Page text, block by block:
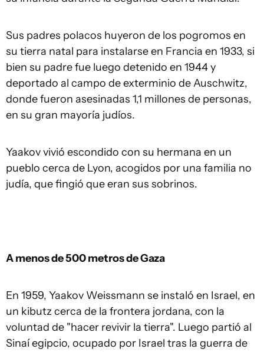
Sus padres polacos huyeron de los pogromos en
su tierra natal para instalarse en Francia en 1933, si
bien su padre fue luego detenido en 1944 y
deportado al campo de exterminio de Auschwitz,
donde fueron asesinadas 1,1 millones de personas,
en su gran mayoría judíos.
Yaakov vivió escondido con su hermana en un
pueblo cerca de Lyon, acogidos por una familia no
judía, que fingió que eran sus sobrinos.
A menos de 500 metros de Gaza
En 1959, Yaakov Weissmann se instaló en Israel, en
un kibutz cerca de la frontera jordana, con la
voluntad de "hacer revivir la tierra". Luego partió al
Sinaí egipcio, ocupado por Israel tras la guerra de